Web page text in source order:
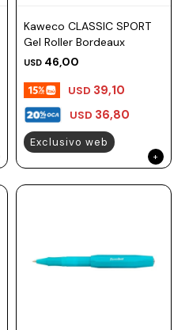
Kaweco CLASSIC SPORT
Gel Roller Bordeaux
USD 46,00
USD 36,80
USD 39,10
Exclusivo web